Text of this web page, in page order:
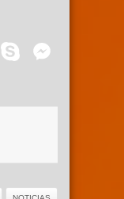
Telegram
Skype